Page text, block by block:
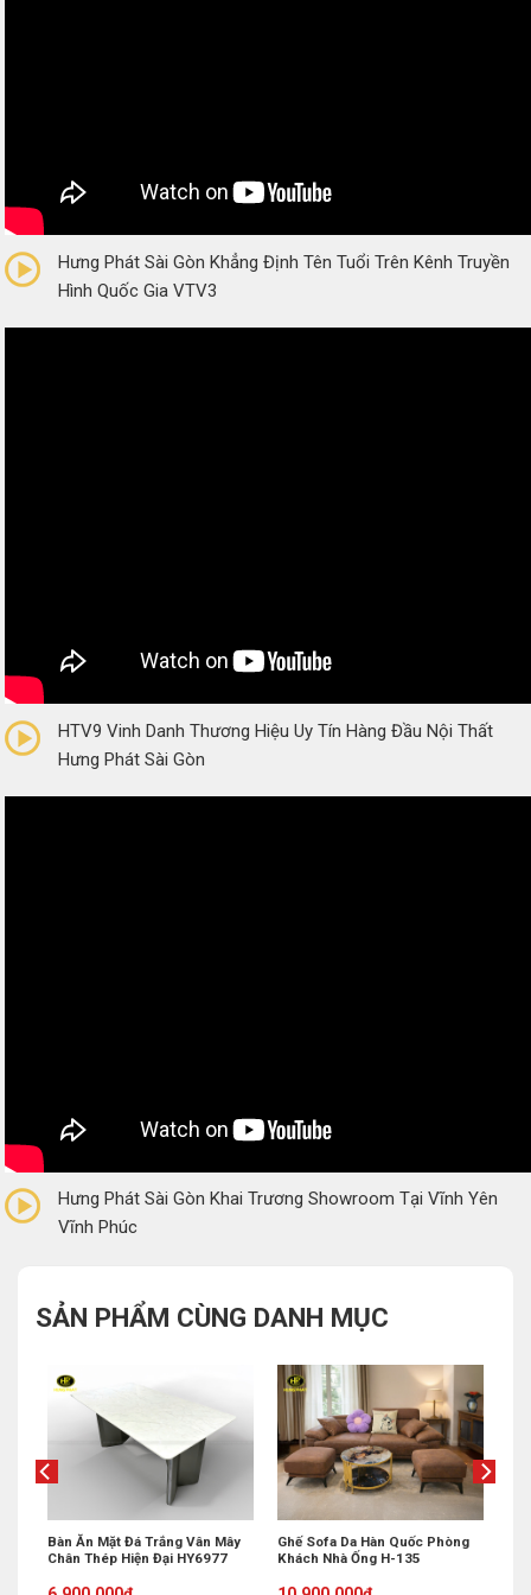
(0 Reviews)
Hưng Phát Sài Gòn Khẳng Định Tên Tuổi Trên Kênh Truyền
Hình Quốc Gia VTV3
(0 Reviews)
HTV9 Vinh Danh Thương Hiệu Uy Tín Hàng Đầu Nội Thất
Hưng Phát Sài Gòn
(0 Reviews)
Hưng Phát Sài Gòn Khai Trương Showroom Tại Vĩnh Yên
Vĩnh Phúc
SẢN PHẨM CÙNG DANH MỤC
Bàn Ăn Mặt Đá Trắng Vân Mây
Chân Thép Hiện Đại HY6977
Original
Current
Ghế Sofa Da Hàn Quốc Phòng
Khách Nhà Ống H-135
Original
Current